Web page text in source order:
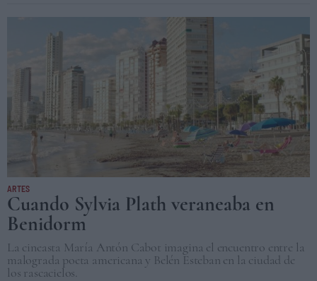
ARTES
Cuando Sylvia Plath veraneaba en
Benidorm
La cineasta María Antón Cabot imagina el encuentro entre la
malograda poeta americana y Belén Esteban en la ciudad de
los rascacielos.